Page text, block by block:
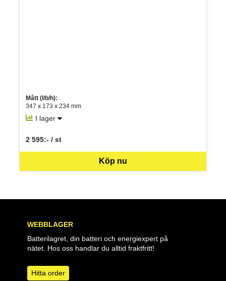
Mått (l/b/h):
347 x 173 x 234 mm
I lager
Köp nu
2 595:- / st
SEK per ST
WEBBLAGER
Batterilagret, din batteri och energiexpert på
nätet. Hos oss handlar du alltid fraktfritt!
Hitta order